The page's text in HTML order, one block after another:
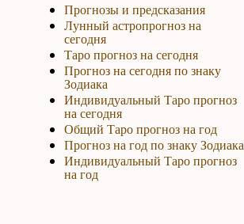
Прогнозы и предсказания
Лунный астропрогноз на
сегодня
Таро прогноз на сегодня
Прогноз на сегодня по знаку
Зодиака
Индивидуальный Таро прогноз
на сегодня
Общий Таро прогноз на год
Прогноз на год по знаку Зодиака
Индивидуальный Таро прогноз
на год